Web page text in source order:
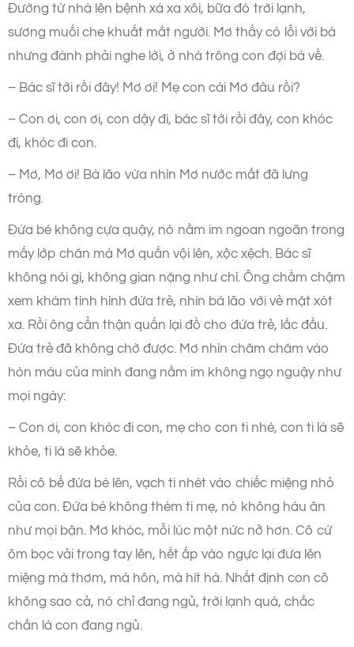
Đường từ nhà lên bệnh xá xa xôi, bữa đó trời lạnh,
sương muối che khuất mắt người. Mơ thấy có lỗi với bà
nhưng đành phải nghe lời, ở nhà trông con đợi bà về.
– Bác sĩ tới rồi đây! Mơ ơi! Mẹ con cái Mơ đâu rồi?
– Con ơi, con ơi, con dậy đi, bác sĩ tới rồi đây, con khóc
đi, khóc đi con.
– Mơ, Mơ ơi! Bà lão vừa nhìn Mơ nước mắt đã lưng
tròng.
Đứa bé không cựa quậy, nó nằm im ngoan ngoãn trong
mấy lớp chăn mà Mơ quấn vội lên, xộc xệch. Bác sĩ
không nói gì, không gian nặng như chì. Ông chầm chậm
xem khám tình hình đứa trẻ, nhìn bà lão với vẻ mặt xót
xa. Rồi ông cẩn thận quấn lại đồ cho đứa trẻ, lắc đầu.
Đứa trẻ đã không chờ được. Mơ nhìn chăm chăm vào
hòn máu của mình đang nằm im không ngọ nguậy như
mọi ngày:
– Con ơi, con khóc đi con, mẹ cho con ti nhé, con ti là sẽ
khỏe, ti là sẽ khỏe.
Rồi cô bế đứa bé lên, vạch ti nhét vào chiếc miệng nhỏ
của con. Đứa bé không thèm ti mẹ, nó không háu ăn
như mọi bận. Mơ khóc, mỗi lúc một nức nở hơn. Cô cứ
ôm bọc vải trong tay lên, hết ấp vào ngực lại đưa lên
miệng mà thơm, mà hôn, mà hít hà. Nhất định con cô
không sao cả, nó chỉ đang ngủ, trời lạnh quá, chắc
chắn là con đang ngủ.